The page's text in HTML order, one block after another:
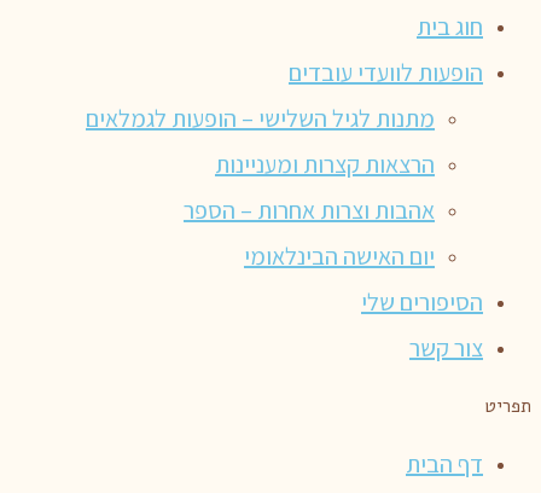
חוג בית
הופעות לוועדי עובדים
מתנות לגיל השלישי – הופעות לגמלאים
הרצאות קצרות ומעניינות
אהבות וצרות אחרות – הספר
יום האישה הבינלאומי
הסיפורים שלי
צור קשר
תפריט
דף הבית